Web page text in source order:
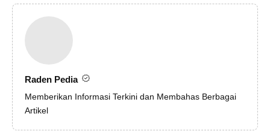
Raden Pedia
Memberikan Informasi Terkini dan Membahas Berbagai
Artikel